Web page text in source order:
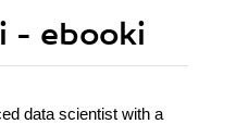
- ebooki
data scientist with a